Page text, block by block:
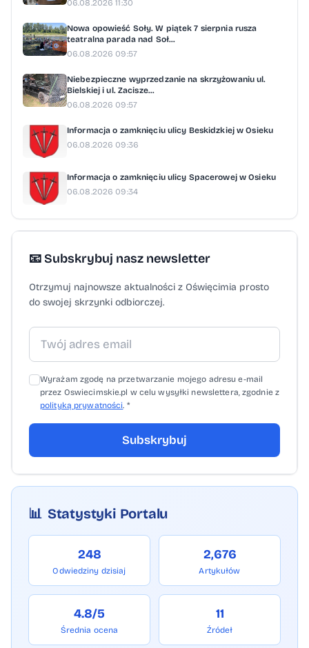
06.08.2026 11:30
Nowa opowieść Soły. W piątek 7 sierpnia rusza
teatralna parada nad Soł...
06.08.2026 09:57
Niebezpieczne wyprzedzanie na skrzyżowaniu ul.
Bielskiej i ul. Zacisze...
06.08.2026 09:57
Informacja o zamknięciu ulicy Beskidzkiej w Osieku
06.08.2026 09:36
Informacja o zamknięciu ulicy Spacerowej w Osieku
06.08.2026 09:34
📧 Subskrybuj nasz newsletter
Otrzymuj najnowsze aktualności z Oświęcimia prosto
do swojej skrzynki odbiorczej.
Wyrażam zgodę na przetwarzanie mojego adresu e-mail
przez Oswiecimskie.pl w celu wysyłki newslettera, zgodnie z
polityką prywatności . *
Subskrybuj
📊 Statystyki Portalu
248
Odwiedziny dzisiaj
2,676
Artykułów
4.8/5
Średnia ocena
11
Źródeł